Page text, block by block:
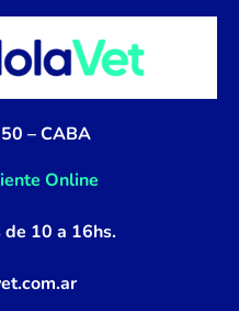
t
g
r
a
m
– CABA
Online
de 10 a 16hs.